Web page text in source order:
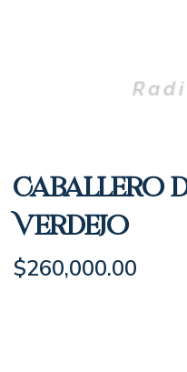
Caballero
Verdejo
$260,000.00